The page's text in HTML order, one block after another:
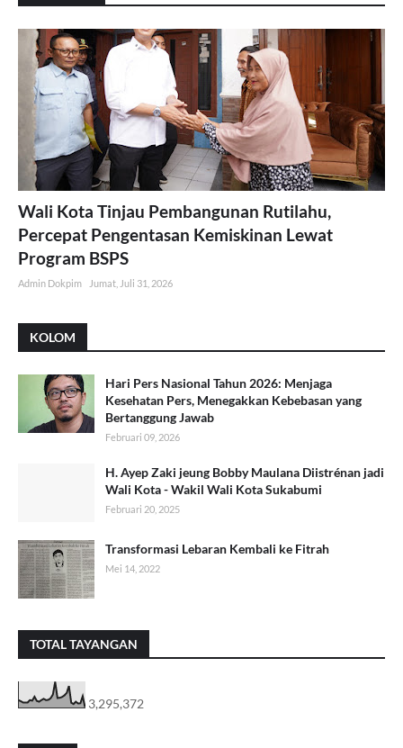
Wali Kota Tinjau Pembangunan Rutilahu,
Percepat Pengentasan Kemiskinan Lewat
Program BSPS
Admin Dokpim Jumat, Juli 31, 2026
KOLOM
Hari Pers Nasional Tahun 2026: Menjaga
Kesehatan Pers, Menegakkan Kebebasan yang
Bertanggung Jawab
Februari 09, 2026
H. Ayep Zaki jeung Bobby Maulana Diistrénan jadi
Wali Kota - Wakil Wali Kota Sukabumi
Februari 20, 2025
Transformasi Lebaran Kembali ke Fitrah
Mei 14, 2022
TOTAL TAYANGAN
3,295,372